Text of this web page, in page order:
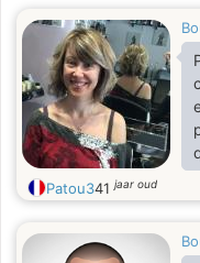
Patou341jaar oud